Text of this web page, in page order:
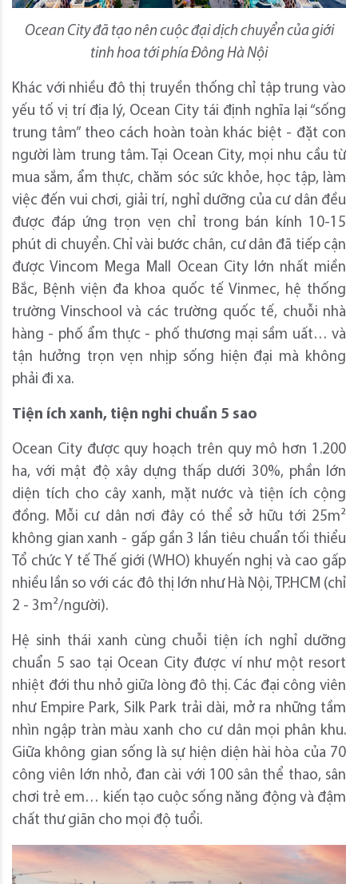
Ocean City đã tạo nên cuộc đại dịch chuyển của giới
tinh hoa tới phía Đông Hà Nội
Khác với nhiều đô thị truyền thống chỉ tập trung vào
yếu tố vị trí địa lý, Ocean City tái định nghĩa lại “sống
trung tâm” theo cách hoàn toàn khác biệt - đặt con
người làm trung tâm. Tại Ocean City, mọi nhu cầu từ
mua sắm, ẩm thực, chăm sóc sức khỏe, học tập, làm
việc đến vui chơi, giải trí, nghỉ dưỡng của cư dân đều
được đáp ứng trọn vẹn chỉ trong bán kính 10-15
phút di chuyển. Chỉ vài bước chân, cư dân đã tiếp cận
được Vincom Mega Mall Ocean City lớn nhất miền
Bắc, Bệnh viện đa khoa quốc tế Vinmec, hệ thống
trường Vinschool và các trường quốc tế, chuỗi nhà
hàng - phố ẩm thực - phố thương mại sầm uất… và
tận hưởng trọn vẹn nhịp sống hiện đại mà không
phải đi xa.
Tiện ích xanh, tiện nghi chuẩn 5 sao
Ocean City được quy hoạch trên quy mô hơn 1.200
ha, với mật độ xây dựng thấp dưới 30%, phần lớn
diện tích cho cây xanh, mặt nước và tiện ích cộng
đồng. Mỗi cư dân nơi đây có thể sở hữu tới 25m²
không gian xanh - gấp gần 3 lần tiêu chuẩn tối thiểu
Tổ chức Y tế Thế giới (WHO) khuyến nghị và cao gấp
nhiều lần so với các đô thị lớn như Hà Nội, TP.HCM (chỉ
2 - 3m²/người).
Hệ sinh thái xanh cùng chuỗi tiện ích nghỉ dưỡng
chuẩn 5 sao tại Ocean City được ví như một resort
nhiệt đới thu nhỏ giữa lòng đô thị. Các đại công viên
như Empire Park, Silk Park trải dài, mở ra những tầm
nhìn ngập tràn màu xanh cho cư dân mọi phân khu.
Giữa không gian sống là sự hiện diện hài hòa của 70
công viên lớn nhỏ, đan cài với 100 sân thể thao, sân
chơi trẻ em… kiến tạo cuộc sống năng động và đậm
chất thư giãn cho mọi độ tuổi.